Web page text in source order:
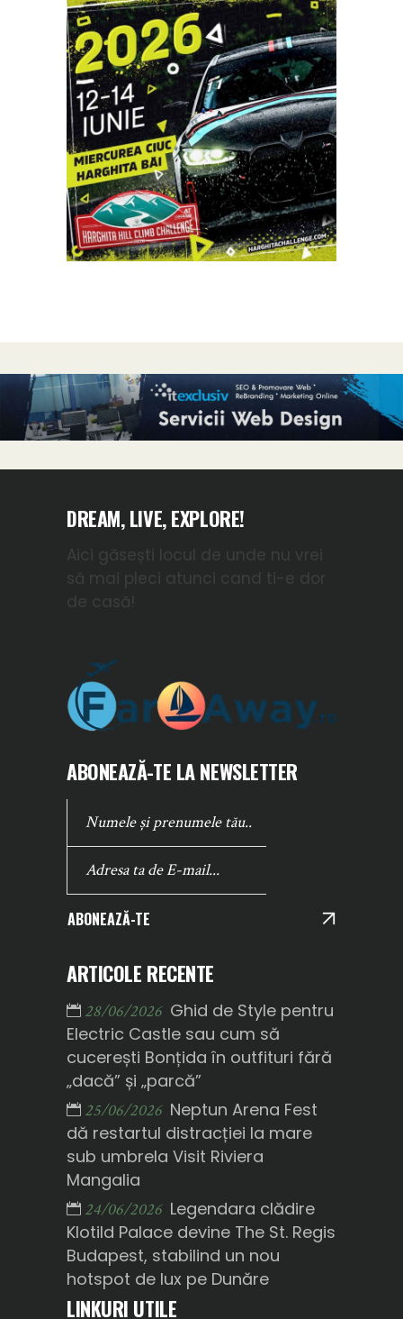
DREAM, LIVE, EXPLORE!
Aici găsești locul de unde nu vrei
să mai pleci atunci cand ti-e dor
de casă!
ABONEAZĂ-TE LA NEWSLETTER
ABONEAZĂ-TE
ARTICOLE RECENTE
28/06/2026 Ghid de Style pentru
Electric Castle sau cum să
cucerești Bonțida în outfituri fără
„dacă” și „parcă”
25/06/2026 Neptun Arena Fest
dă restartul distracției la mare
sub umbrela Visit Riviera
Mangalia
24/06/2026 Legendara clădire
Klotild Palace devine The St. Regis
Budapest, stabilind un nou
hotspot de lux pe Dunăre
LINKURI UTILE